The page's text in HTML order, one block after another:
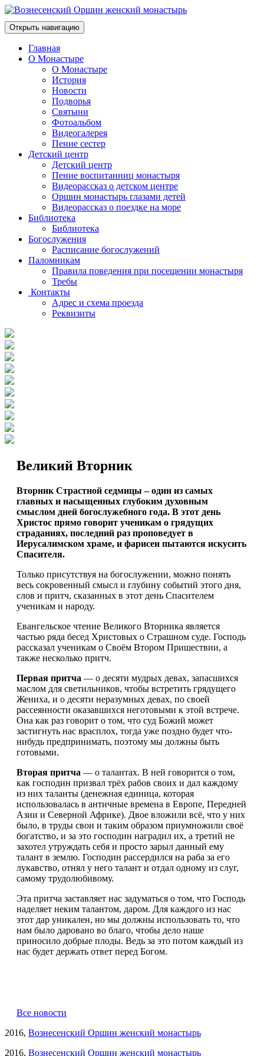
Открыть навигацию
Главная
О Монастыре
О Монастыре
История
Новости
Подворья
Святыни
Фотоальбом
Видеогалерея
Пение сестер
Детский центр
Детский центр
Пение воспитанниц монастыря
Видеорассказ о детском центре
Оршин монастырь глазами детей
Видеорассказ о поездке на море
Библиотека
Библиотека
Богослужения
Расписание богослужений
Паломникам
Правила поведения при посещении монастыря
Требы
Контакты
Адрес и схема проезда
Реквизиты
Великий Вторник
Вторник Страстной седмицы – один из самых
главных и насыщенных глубоким духовным
смыслом дней богослужебного года. В этот день
Христос прямо говорит ученикам о грядущих
страданиях, последний раз проповедует в
Иерусалимском храме, и фарисеи пытаются искусить
Спасителя.
Только присутствуя на богослужении, можно понять
весь сокровенный смысл и глубину событий этого дня,
слов и притч, сказанных в этот день Спасителем
ученикам и народу.
Евангельское чтение Великого Вторника является
частью ряда бесед Христовых о Страшном суде. Господь
рассказал ученикам о Своём Втором Пришествии, а
также несколько притч.
Первая притча — о десяти мудрых девах, запасшихся
маслом для светильников, чтобы встретить грядущего
Жениха, и о десяти неразумных девах, по своей
рассеянности оказавшихся неготовыми к этой встрече.
Она как раз говорит о том, что суд Божий может
застигнуть нас врасплох, тогда уже поздно будет что-
нибудь предпринимать, поэтому мы должны быть
готовыми.
Вторая притча — о талантах. В ней говорится о том,
как господин призвал трёх рабов своих и дал каждому
из них таланты (денежная единица, которая
использовалась в античные времена в Европе, Передней
Азии и Северной Африке). Двое вложили всё, что у них
было, в труды свои и таким образом приумножили своё
богатство, и за это господин наградил их, а третий не
захотел утруждать себя и просто зарыл данный ему
талант в землю. Господин рассердился на раба за его
лукавство, отнял у него талант и отдал одному из слуг,
самому трудолюбивому.
Эта притча заставляет нас задуматься о том, что Господь
наделяет неким талантом, даром. Для каждого из нас
этот дар уникален, но мы должны использовать то, что
нам было даровано во благо, чтобы дело наше
приносило добрые плоды. Ведь за это потом каждый из
нас будет держать ответ перед Богом.
Все новости
2016, Вознесенский Оршин женский монастырь
2016, Вознесенский Оршин женский монастырь